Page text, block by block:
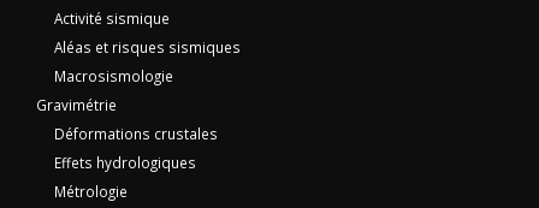
Activité sismique
Aléas et risques sismiques
Macrosismologie
Gravimétrie
Déformations crustales
Effets hydrologiques
Métrologie